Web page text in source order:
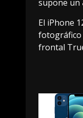
supone un
El iPhone
fotográfico
frontal